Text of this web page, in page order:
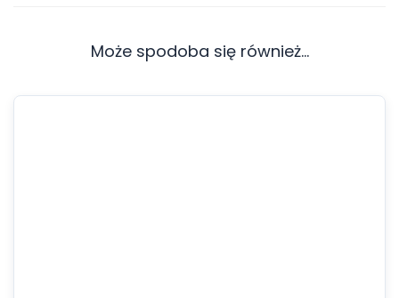
Może spodoba się również…